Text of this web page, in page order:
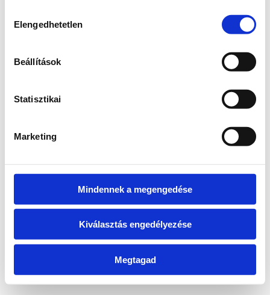
kiválasztása
Elengedhetetlen
Beállítások
Statisztikai
Marketing
Mindennek a megengedése
Kiválasztás engedélyezése
Megtagad
loadingwww.bicapp.hu
(see the browser console for more